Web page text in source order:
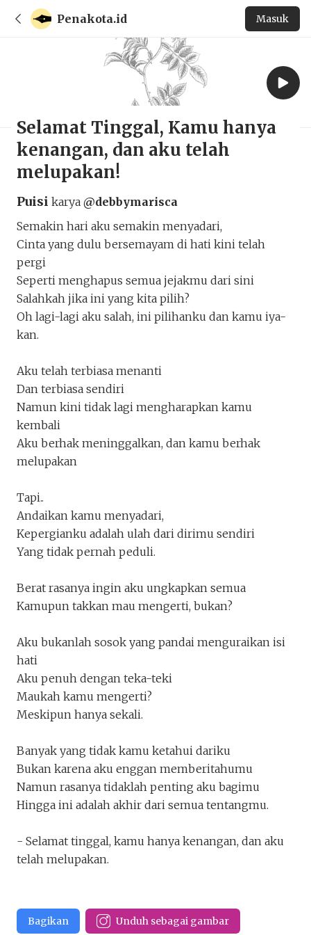
Penakota.id Masuk
Selamat Tinggal, Kamu hanya
kenangan, dan aku telah
melupakan!
Puisi karya @debbymarisca
Selamat Tinggal, Kamu hanya
kenangan, dan aku telah melupakan!
Penakota.id
Semakin hari aku semakin menyadari,
Cinta yang dulu bersemayam di hati kini telah
pergi
Seperti menghapus semua jejakmu dari sini
Salahkah jika ini yang kita pilih?
Oh lagi-lagi aku salah, ini pilihanku dan kamu iya-
kan.
Aku telah terbiasa menanti
Dan terbiasa sendiri
Namun kini tidak lagi mengharapkan kamu
kembali
Aku berhak meninggalkan, dan kamu berhak
melupakan
Tapi..
Andaikan kamu menyadari,
Kepergianku adalah ulah dari dirimu sendiri
Yang tidak pernah peduli.
Berat rasanya ingin aku ungkapkan semua
Kamupun takkan mau mengerti, bukan?
Aku bukanlah sosok yang pandai menguraikan isi
hati
Aku penuh dengan teka-teki
Maukah kamu mengerti?
Meskipun hanya sekali.
Banyak yang tidak kamu ketahui dariku
Bukan karena aku enggan memberitahumu
Namun rasanya tidaklah penting aku bagimu
Hingga ini adalah akhir dari semua tentangmu.
- Selamat tinggal, kamu hanya kenangan, dan aku
telah melupakan.
Bagikan Unduh sebagai gambar